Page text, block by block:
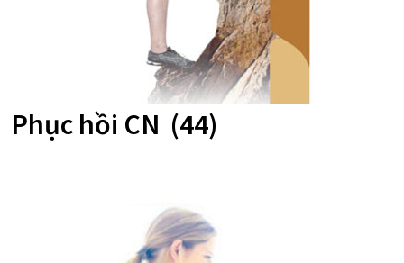
Phục hồi CN (44)